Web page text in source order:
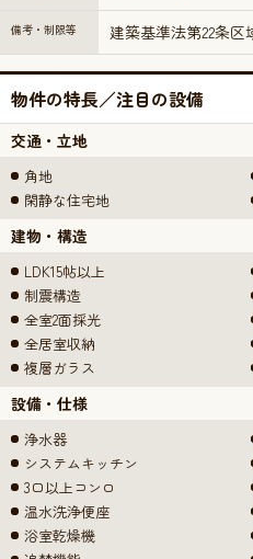
備考・制限等 建築基準法第22条
物件の特長／注目の設備
交通・立地
角地
閑静な住宅地
建物・構造
LDK15帖以上
制震構造
全室2面採光
全居室収納
複層ガラス
設備・仕様
浄水器
システムキッチン
3口以上コンロ
温水洗浄便座
浴室乾燥機